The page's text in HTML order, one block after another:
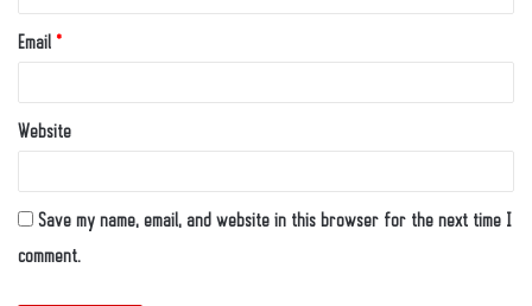
Email *
Website
Save my name, email, and website in this browser for the next time I
comment.